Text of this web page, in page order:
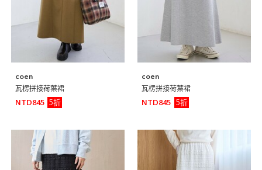
coen
瓦楞拼接荷葉裙
NTD845
5折
coen
瓦楞拼接荷葉裙
NTD845
5折